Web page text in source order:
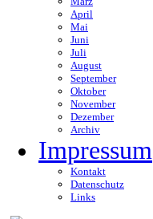
April
Mai
Juni
Juli
August
September
Oktober
November
Dezember
Archiv
Impressum
Kontakt
Datenschutz
Links